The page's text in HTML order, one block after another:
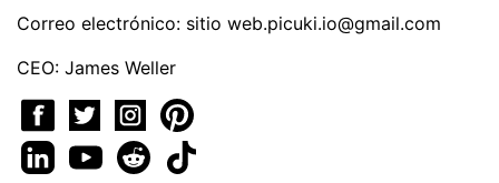
Correo electrónico: sitio web.picuki.io@gmail.com
CEO: James Weller